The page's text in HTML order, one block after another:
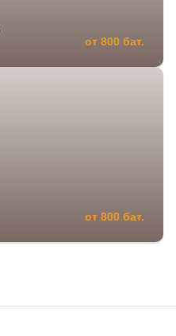
от 800 бат.
от 800 бат.